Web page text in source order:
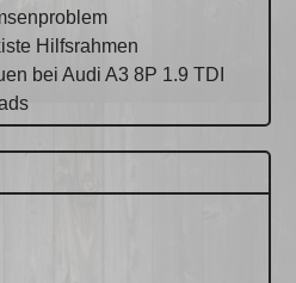
Hilfsrahmen
bei Audi A3 8P 1.9 TDI